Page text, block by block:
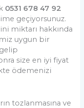
0531 678 47 92
geçiyorsunuz.
miktarı hakkında
uygun bir
size en iyi fiyat
ödemenizi
tozlanmasına ve